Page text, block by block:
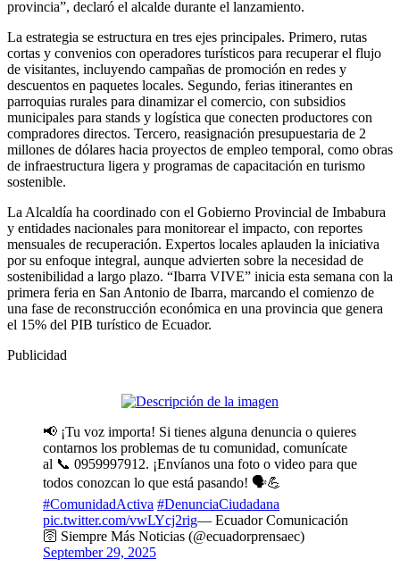
provincia”, declaró el alcalde durante el lanzamiento.
La estrategia se estructura en tres ejes principales. Primero, rutas
cortas y convenios con operadores turísticos para recuperar el flujo
de visitantes, incluyendo campañas de promoción en redes y
descuentos en paquetes locales. Segundo, ferias itinerantes en
parroquias rurales para dinamizar el comercio, con subsidios
municipales para stands y logística que conecten productores con
compradores directos. Tercero, reasignación presupuestaria de 2
millones de dólares hacia proyectos de empleo temporal, como obras
de infraestructura ligera y programas de capacitación en turismo
sostenible.
La Alcaldía ha coordinado con el Gobierno Provincial de Imbabura
y entidades nacionales para monitorear el impacto, con reportes
mensuales de recuperación. Expertos locales aplauden la iniciativa
por su enfoque integral, aunque advierten sobre la necesidad de
sostenibilidad a largo plazo. “Ibarra VIVE” inicia esta semana con la
primera feria en San Antonio de Ibarra, marcando el comienzo de
una fase de reconstrucción económica en una provincia que genera
el 15% del PIB turístico de Ecuador.
Publicidad
📢 ¡Tu voz importa! Si tienes alguna denuncia o quieres
contarnos los problemas de tu comunidad, comunícate
al 📞 0959997912. ¡Envíanos una foto o video para que
todos conozcan lo que está pasando! 🗣️💪
#ComunidadActiva #DenunciaCiudadana
pic.twitter.com/vwLYcj2rig— Ecuador Comunicación
🛜 Siempre Más Noticias (@ecuadorprensaec)
September 29, 2025